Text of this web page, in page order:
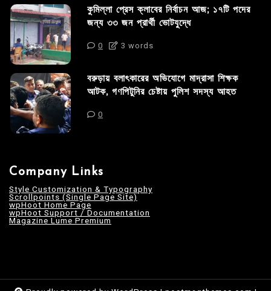
কুমিল্লা প্রেস ক্লাবের নির্বাচন আজ; ১৭টি পদের
জন্য ৩৩ জন প্রার্থী ভোটযুদ্ধে
0 3 words
বরুড়ায় বলাৎকারের অভিযোগে মাদ্রাসা শিক্ষক
আটক, গণপিটুনির চেষ্টায় পুলিশ সদস্য আহত
0
Company Links
Style Customization & Typography
Scrollpoints (Single Page Site)
wpHoot Home Page
wpHoot Support / Documentation
Magazine Lume Premium